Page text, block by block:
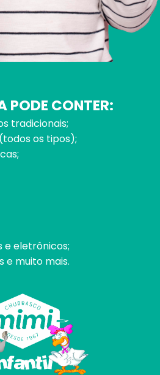
PODE CONTER:
tradicionais;
os tipos);
e eletrônicos;
e muito mais.